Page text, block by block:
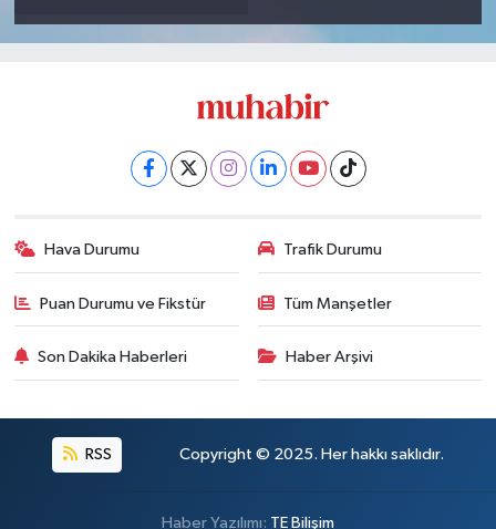
Hava Durumu Trafik Durumu
Puan Durumu ve Fikstür Tüm Manşetler
Son Dakika Haberleri Haber Arşivi
RSS Copyright © 2025. Her hakkı saklıdır.
Haber Yazılımı: TE Bilişim